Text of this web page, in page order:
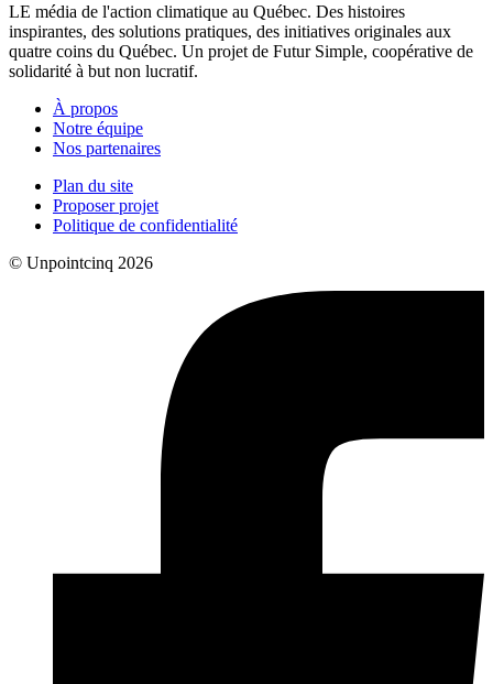
LE média de l'action climatique au Québec. Des histoires
inspirantes, des solutions pratiques, des initiatives originales aux
quatre coins du Québec. Un projet de Futur Simple, coopérative de
solidarité à but non lucratif.
À propos
Notre équipe
Nos partenaires
Plan du site
Proposer projet
Politique de confidentialité
© Unpointcinq 2026